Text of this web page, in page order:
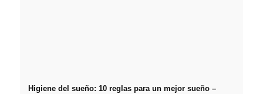
Higiene del sueño: 10 reglas para un mejor sueño –